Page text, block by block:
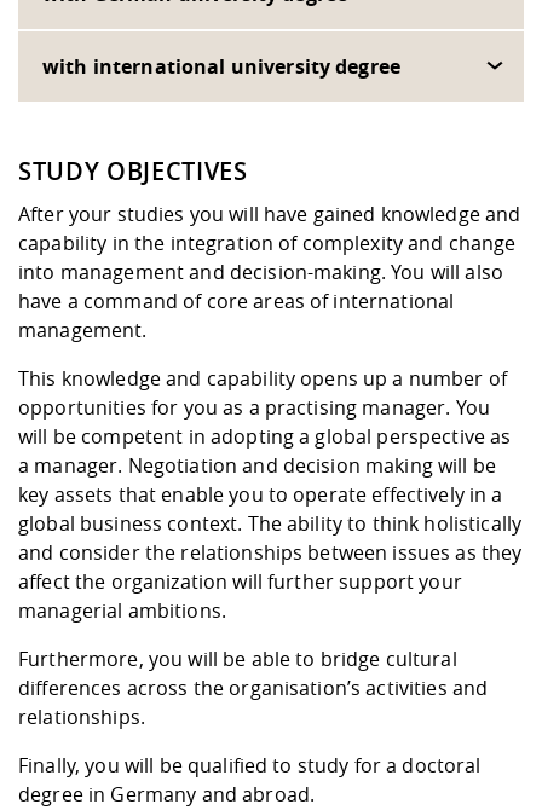
with international university degree
STUDY OBJECTIVES
After your studies you will have gained knowledge and
capability in the integration of complexity and change
into management and decision-making. You will also
have a command of core areas of international
management.
This knowledge and capability opens up a number of
opportunities for you as a practising manager. You
will be competent in adopting a global perspective as
a manager. Negotiation and decision making will be
key assets that enable you to operate effectively in a
global business context. The ability to think holistically
and consider the relationships between issues as they
affect the organization will further support your
managerial ambitions.
Furthermore, you will be able to bridge cultural
differences across the organisation’s activities and
relationships.
Finally, you will be qualified to study for a doctoral
degree in Germany and abroad.